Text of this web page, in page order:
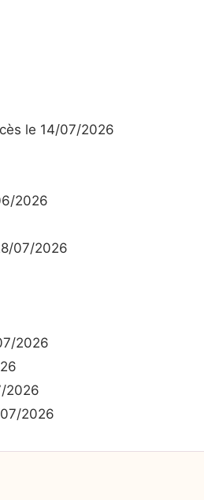
le 14/07/2026
2026
07/2026
2026
2026
2026